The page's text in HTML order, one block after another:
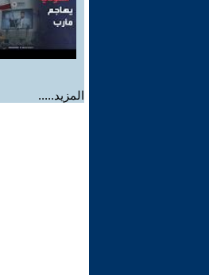
المزيد.....